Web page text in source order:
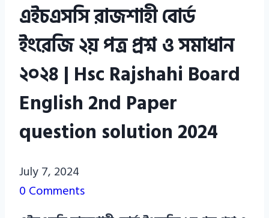
এইচএসসি রাজশাহী বোর্ড
ইংরেজি ২য় পত্র প্রশ্ন ও সমাধান
২০২৪ | Hsc Rajshahi Board
English 2nd Paper
question solution 2024
Azizul
Haque
Azizul
July 7, 2024
0 Comments